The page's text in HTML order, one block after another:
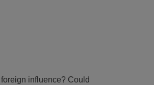
influence? Could